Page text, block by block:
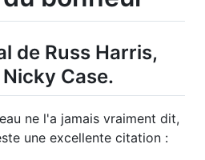
de Russ Harris,
Case.
ne l'a jamais vraiment dit,
une excellente citation :